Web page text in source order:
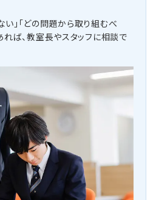
」「どの問題から取り組むべ
れば、教室長やスタッフに相談で